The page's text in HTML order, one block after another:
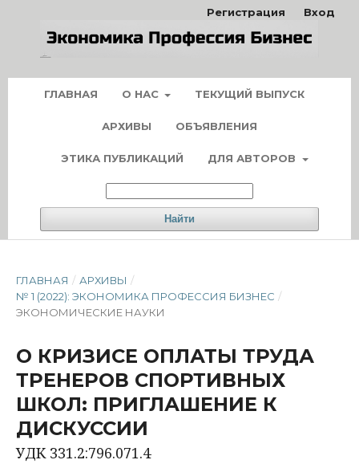
ГЛАВНАЯ О НАС ТЕКУЩИЙ ВЫПУСК
АРХИВЫ ОБЪЯВЛЕНИЯ
ЭТИКА ПУБЛИКАЦИЙ ДЛЯ АВТОРОВ
Найти
Регистрация Вход
ГЛАВНАЯ / АРХИВЫ /
№ 1 (2022): ЭКОНОМИКА ПРОФЕССИЯ БИЗНЕС /
ЭКОНОМИЧЕСКИЕ НАУКИ
О КРИЗИСЕ ОПЛАТЫ ТРУДА
ТРЕНЕРОВ СПОРТИВНЫХ
ШКОЛ: ПРИГЛАШЕНИЕ К
ДИСКУССИИ
УДК 331.2:796.071.4